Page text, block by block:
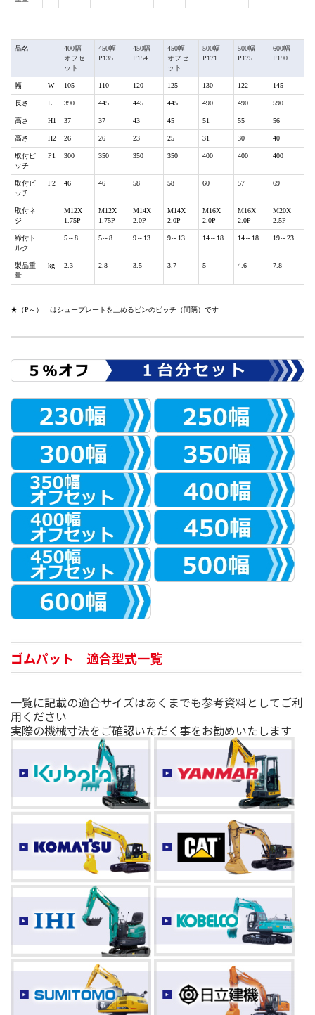
品名
400幅
オフセ
ット
450幅
P135
450幅
P154
450幅
オフセ
ット
500幅
P171
500幅
P175
600幅
P190
幅 W 105 110 120 125 130 122 145
長さ L 390 445 445 445 490 490 590
高さ H1 37 37 43 45 51 55 56
高さ H2 26 26 23 25 31 30 40
取付ピ
ッチ
P1 300 350 350 350 400 400 400
取付ピ
ッチ
P2 46 46 58 58 60 57 69
取付ネ
ジ
M12X
1.75P
M12X
1.75P
M14X
2.0P
M14X
2.0P
M16X
2.0P
M16X
2.0P
M20X
2.5P
締付ト
ルク
5～8 5～8 9～13 9～13 14～18 14～18 19～23
製品重
量
kg 2.3 2.8 3.5 3.7 5 4.6 7.8
★（P～） はシュープレートを止めるピンのピッチ（間隔）です
ゴムパット 適合型式一覧
一覧に記載の適合サイズはあくまでも参考資料としてご利
用ください
実際の機械寸法をご確認いただく事をお勧めいたします